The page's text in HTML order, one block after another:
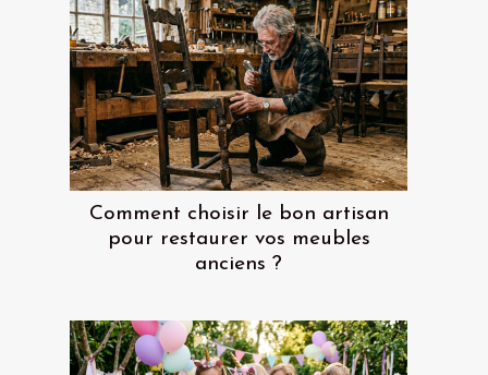
Comment choisir le bon artisan
pour restaurer vos meubles
anciens ?